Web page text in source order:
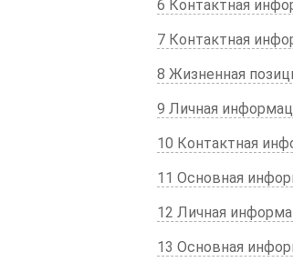
6 Контактная
7 Контактная
8 Жизненная
9 Личная
10 Контактная
11 Основная
12 Личная
13 Основная